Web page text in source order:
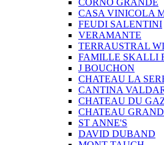
CORNO GRANDE
CASA VINICOLA
FEUDI SALENTINI
VERAMANTE
TERRAUSTRAL
FAMILLE SKALLI
J BOUCHON
CHATEAU LA
CANTINA
CHATEAU DU
CHATEAU
ST ANNE'S
DAVID DUBAND